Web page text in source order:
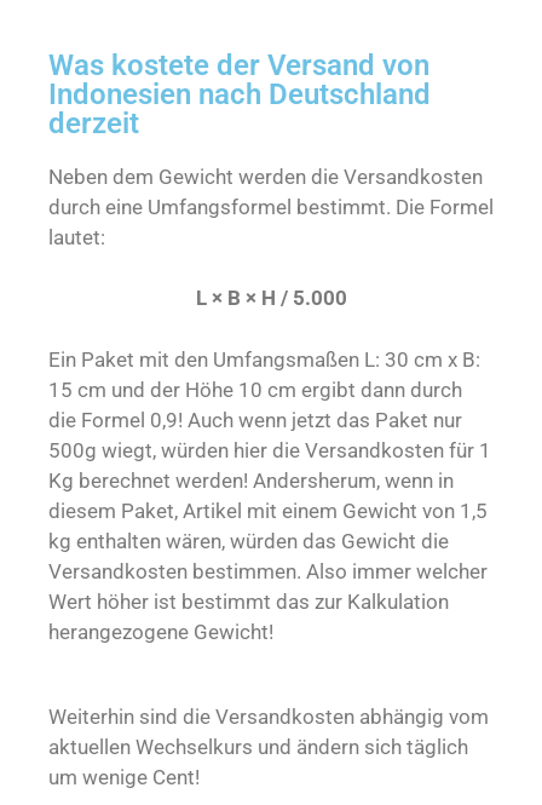
Was kostete der Versand von
Indonesien nach Deutschland
derzeit
Neben dem Gewicht werden die Versandkosten
durch eine Umfangsformel bestimmt. Die Formel
lautet:
L × B × H / 5.000
Ein Paket mit den Umfangsmaßen L: 30 cm x B:
15 cm und der Höhe 10 cm ergibt dann durch
die Formel 0,9! Auch wenn jetzt das Paket nur
500g wiegt, würden hier die Versandkosten für 1
Kg berechnet werden! Andersherum, wenn in
diesem Paket, Artikel mit einem Gewicht von 1,5
kg enthalten wären, würden das Gewicht die
Versandkosten bestimmen. Also immer welcher
Wert höher ist bestimmt das zur Kalkulation
herangezogene Gewicht!
Weiterhin sind die Versandkosten abhängig vom
aktuellen Wechselkurs und ändern sich täglich
um wenige Cent!